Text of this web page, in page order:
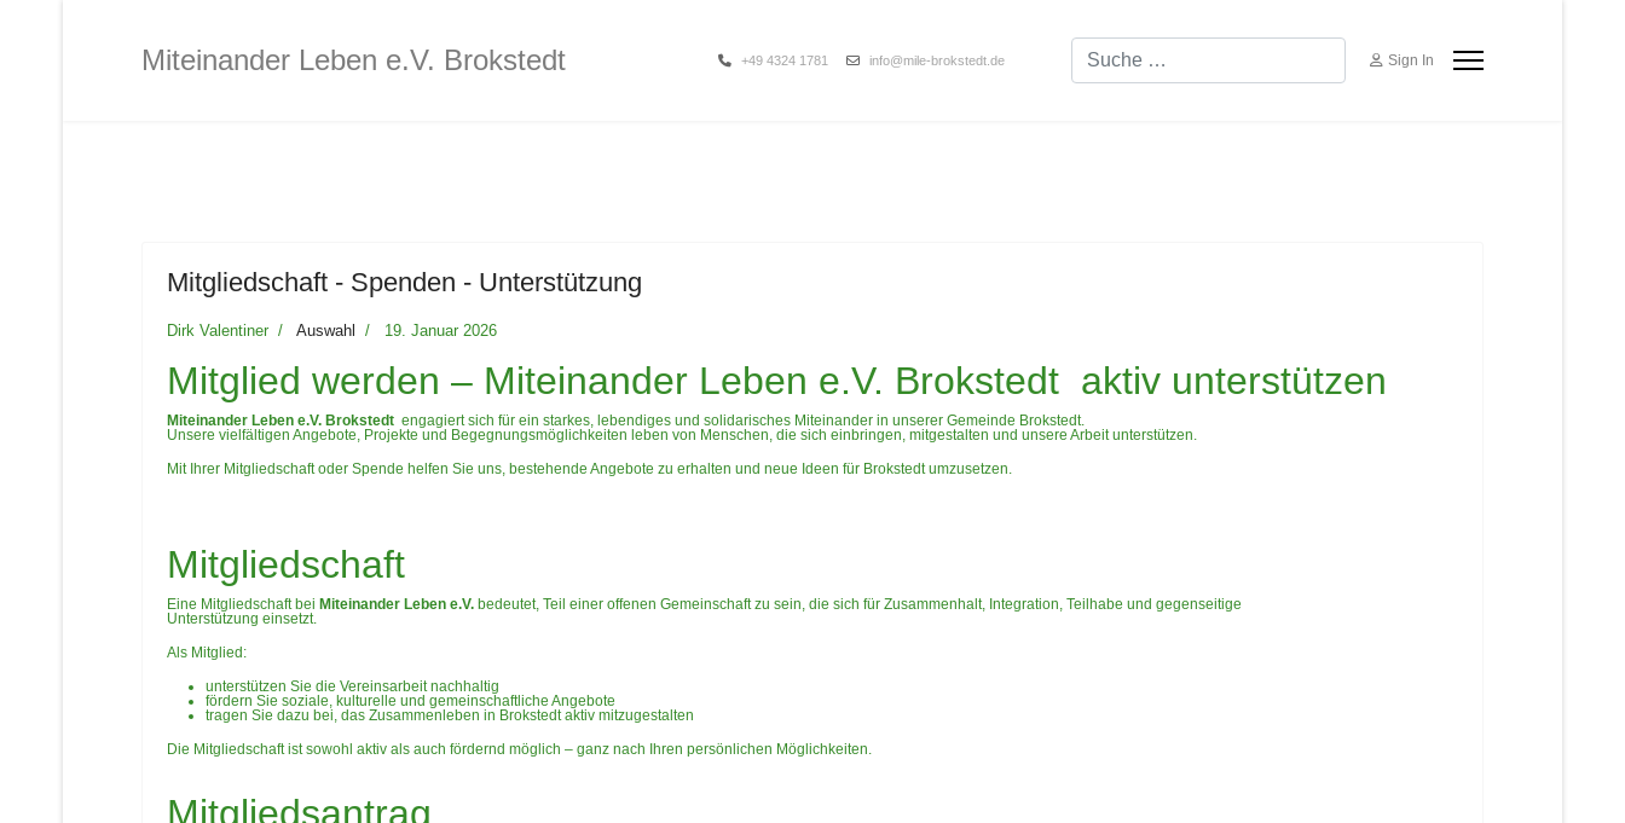
Miteinander Leben e.V. Brokstedt +49 4324 1781 info@mile-brokstedt.de
Suchen
Sign In
Kanu für MiLe-Mitglieder
Café MiLe
Café MiLe Veranstaltungskalender
Mitgliedschaft - Spenden - Unterstützung
Datenschutzerklärung
Impressum
Mitgliedschaft - Spenden - Unterstützung
Dirk Valentiner Auswahl 19. Januar 2026
Mitglied werden – Miteinander Leben e.V. Brokstedt aktiv unterstützen
Miteinander Leben e.V. Brokstedt engagiert sich für ein starkes, lebendiges und solidarisches Miteinander in unserer Gemeinde Brokstedt.
Unsere vielfältigen Angebote, Projekte und Begegnungsmöglichkeiten leben von Menschen, die sich einbringen, mitgestalten und unsere Arbeit unterstützen.
Mit Ihrer Mitgliedschaft oder Spende helfen Sie uns, bestehende Angebote zu erhalten und neue Ideen für Brokstedt umzusetzen.
Mitgliedschaft
Eine Mitgliedschaft bei Miteinander Leben e.V. bedeutet, Teil einer offenen Gemeinschaft zu sein, die sich für Zusammenhalt, Integration, Teilhabe und gegenseitige
Unterstützung einsetzt.
Als Mitglied:
unterstützen Sie die Vereinsarbeit nachhaltig
fördern Sie soziale, kulturelle und gemeinschaftliche Angebote
tragen Sie dazu bei, das Zusammenleben in Brokstedt aktiv mitzugestalten
Die Mitgliedschaft ist sowohl aktiv als auch fördernd möglich – ganz nach Ihren persönlichen Möglichkeiten.
Mitgliedsantrag